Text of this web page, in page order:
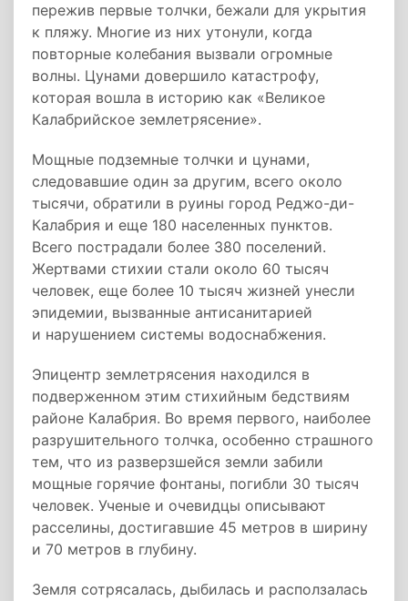
пережив первые толчки, бежали для укрытия
к пляжу. Многие из них утонули, когда
повторные колебания вызвали огромные
волны. Цунами довершило катастрофу,
которая вошла в историю как «Великое
Калабрийское землетрясение».
Мощные подземные толчки и цунами,
следовавшие один за другим, всего около
тысячи, обратили в руины город Реджо-ди-
Калабрия и еще 180 населенных пунктов.
Всего пострадали более 380 поселений.
Жертвами стихии стали около 60 тысяч
человек, еще более 10 тысяч жизней унесли
эпидемии, вызванные антисанитарией
и нарушением системы водоснабжения.
Эпицентр землетрясения находился в
подверженном этим стихийным бедствиям
районе Калабрия. Во время первого, наиболее
разрушительного толчка, особенно страшного
тем, что из разверзшейся земли забили
мощные горячие фонтаны, погибли 30 тысяч
человек. Ученые и очевидцы описывают
расселины, достигавшие 45 метров в ширину
и 70 метров в глубину.
Земля сотрясалась, дыбилась и расползалась